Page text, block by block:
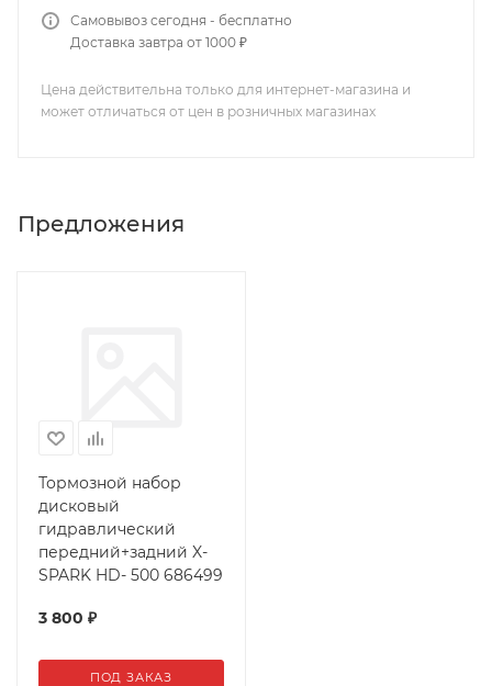
Самовывоз сегодня - бесплатно
Доставка завтра от 1000 ₽
Цена действительна только для интернет-магазина и
может отличаться от цен в розничных магазинах
Предложения
Тормозной набор
дисковый
гидравлический
передний+задний X-
SPARK HD- 500 686499
3 800 ₽
ПОД ЗАКАЗ